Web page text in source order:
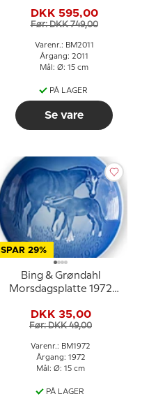
DKK 595,00
Før: DKK 749,00
Varenr.: BM2011
Årgang: 2011
Mål: Ø: 15 cm
PÅ LAGER
Se vare
SPAR 29%
Bing & Grøndahl
Morsdagsplatte 1972
DKK 35,00
Før: DKK 49,00
Varenr.: BM1972
Årgang: 1972
Mål: Ø: 15 cm
PÅ LAGER